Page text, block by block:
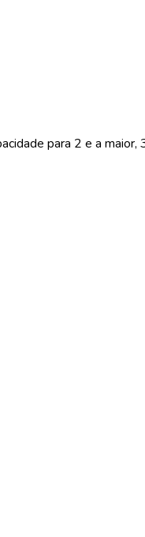
para 2 e a maior,